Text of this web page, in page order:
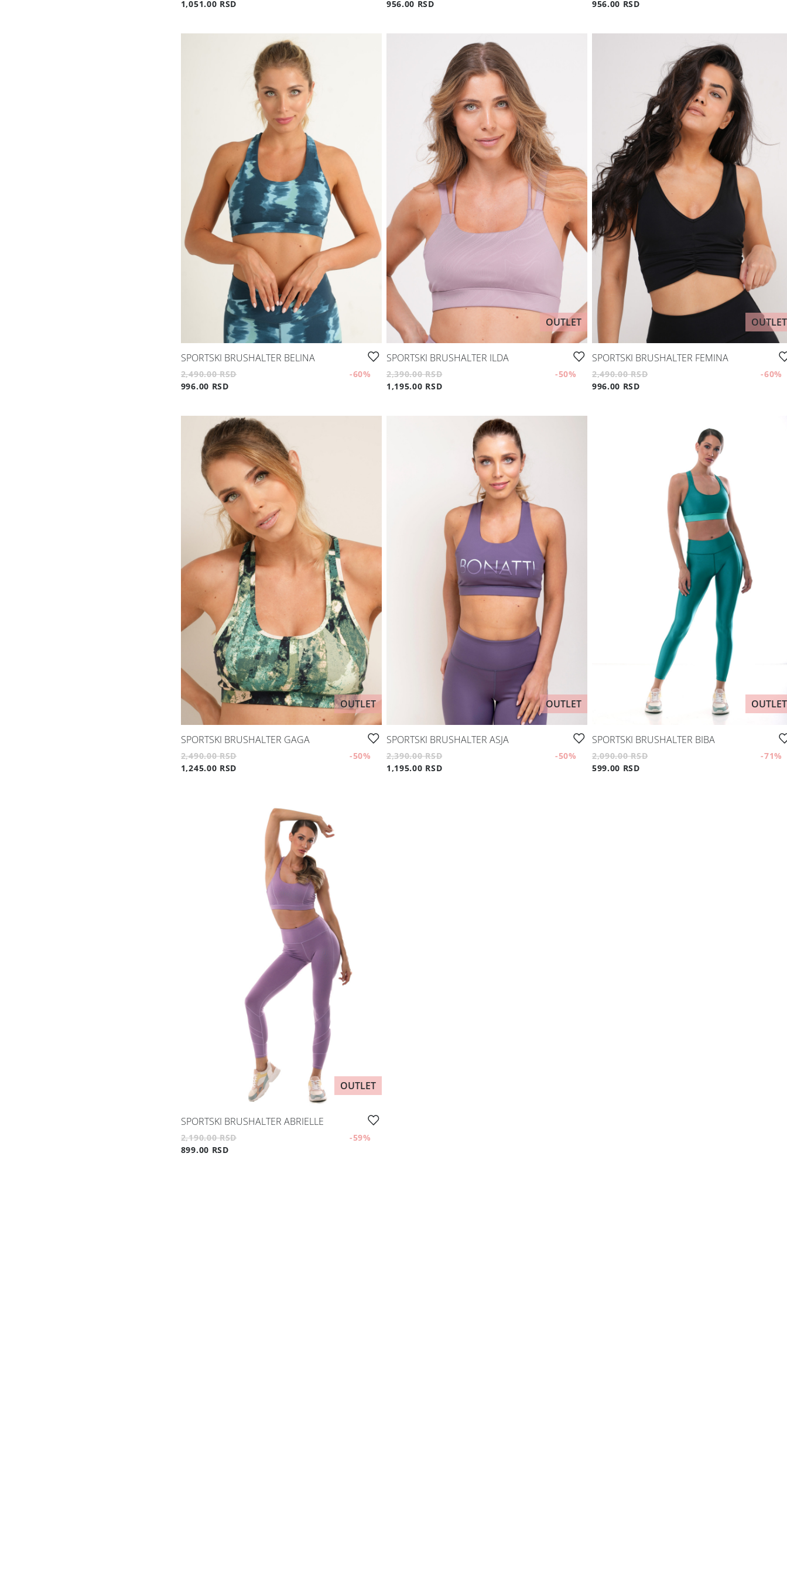
1,051.00 RSD
956.00 RSD
956.00 RSD
SPORTSKI BRUSHALTER BELINA
2,490.00 RSD -60%
996.00 RSD
OUTLET
SPORTSKI BRUSHALTER ILDA
2,390.00 RSD -50%
1,195.00 RSD
OUTLET
SPORTSKI BRUSHALTER FEMINA
2,490.00 RSD -60%
996.00 RSD
OUTLET
SPORTSKI BRUSHALTER GAGA
2,490.00 RSD -50%
1,245.00 RSD
OUTLET
SPORTSKI BRUSHALTER ASJA
2,390.00 RSD -50%
1,195.00 RSD
OUTLET
SPORTSKI BRUSHALTER BIBA
2,090.00 RSD -71%
599.00 RSD
OUTLET
SPORTSKI BRUSHALTER ABRIELLE
2,190.00 RSD -59%
899.00 RSD